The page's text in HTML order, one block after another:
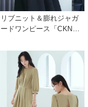
リブニット＆膨れジャガ
ードワンピース「CKN14